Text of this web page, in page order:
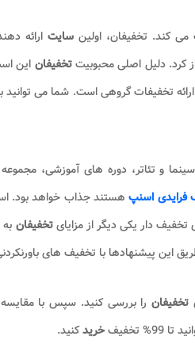
کند. تخفیفان، اولینسایتارائه
تخفیفان این
ارائه تخفیفات گروهی است. شما می
و تئاتر، دوره های آموزشی،
فرایدی اسنپ هستند جذاب خواهد بود.
دار یکی دیگر از مزایایتخفیفان
این پیشنهادها با تخفیف های
تخفیفان را بررسی کنید. سپس با
تخفیف
خریدکنید.